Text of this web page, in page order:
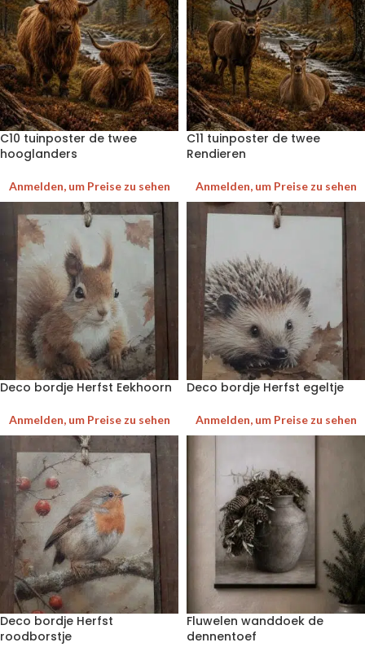
C10 tuinposter de twee
hooglanders
Anmelden, um Preise zu sehen
C11 tuinposter de twee
Rendieren
Anmelden, um Preise zu sehen
Deco bordje Herfst Eekhoorn
Anmelden, um Preise zu sehen
Deco bordje Herfst egeltje
Anmelden, um Preise zu sehen
Deco bordje Herfst
roodborstje
Fluwelen wanddoek de
dennentoef